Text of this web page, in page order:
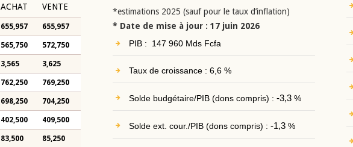
ACHAT VENTE
655,957 655,957
565,750 572,750
3,565 3,625
762,250 769,250
698,250 704,250
402,500 409,500
83,500 85,250
*estimations 2025 (sauf pour le taux d’inflation)
* Date de mise à jour : 17 juin 2026
PIB : 147 960 Mds Fcfa
Taux de croissance : 6,6 %
Solde budgétaire/PIB (dons compris) : -3,3%
Solde ext. cour./PIB (dons compris) : -1,3%